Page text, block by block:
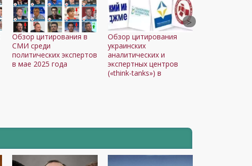
Обзор цитирования в
СМИ среди
политических экспертов
в мае 2025 года
Обзор цитирования
украинских
аналитических и
экспертных центров
(«think-tanks») в